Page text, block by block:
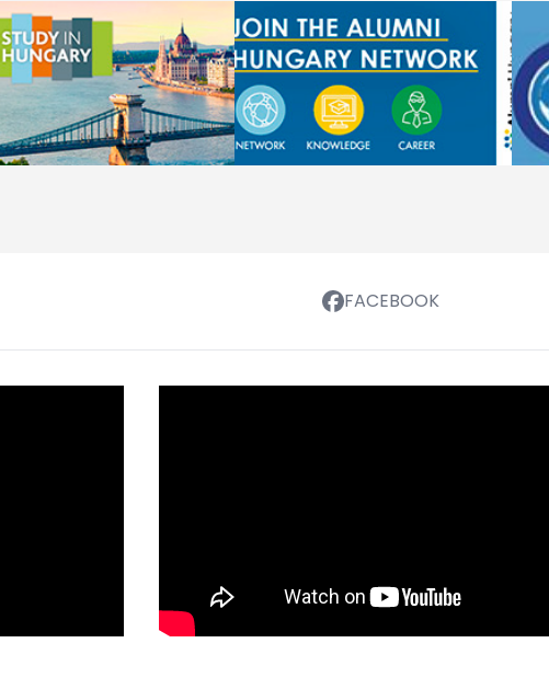
FACEBOOK